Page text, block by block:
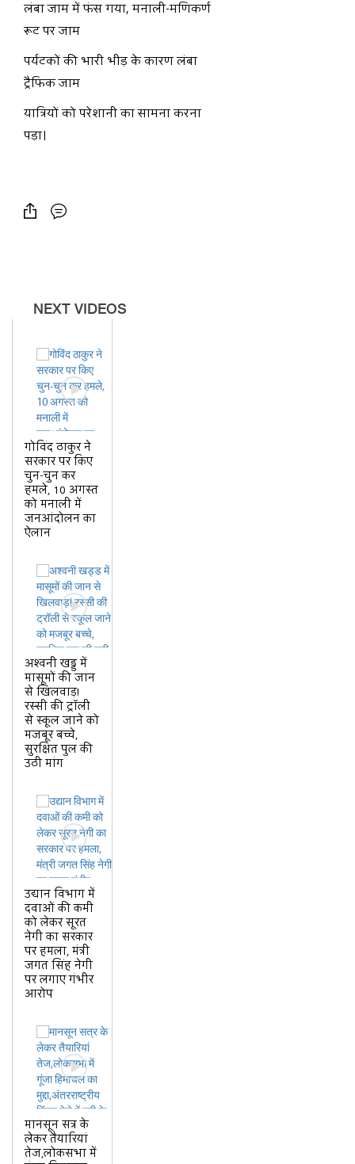
लंबा जाम में फंस गया, मनाली-मणिकर्ण
रूट पर जाम
पर्यटकों की भारी भीड़ के कारण लंबा
ट्रैफिक जाम
यात्रियों को परेशानी का सामना करना
पड़ा।
NEXT VIDEOS
गोविंद ठाकुर ने
सरकार पर किए
चुन-चुन कर
हमले, 10 अगस्त
को मनाली में
जनआंदोलन का
ऐलान
अश्वनी खड्ड में
मासूमों की जान
से खिलवाड़!
रस्सी की ट्रॉली
से स्कूल जाने को
मजबूर बच्चे,
सुरक्षित पुल की
उठी मांग
उद्यान विभाग में
दवाओं की कमी
को लेकर सूरत
नेगी का सरकार
पर हमला, मंत्री
जगत सिंह नेगी
पर लगाए गंभीर
आरोप
मानसून सत्र के
लेकर तैयारियां
तेज,लोकसभा में